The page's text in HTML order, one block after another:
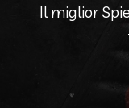
Il miglior